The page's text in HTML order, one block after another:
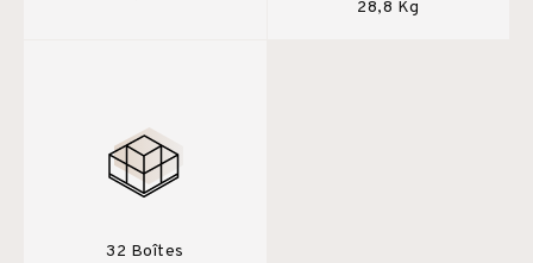
28,8 Kg
32 Boîtes